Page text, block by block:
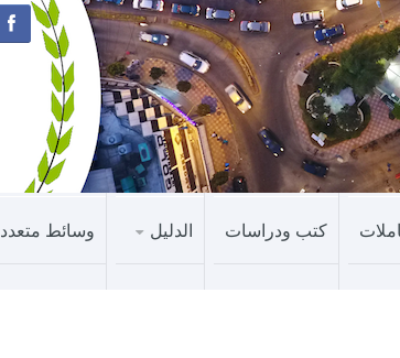
كتب ودراسات الدليل وسائط